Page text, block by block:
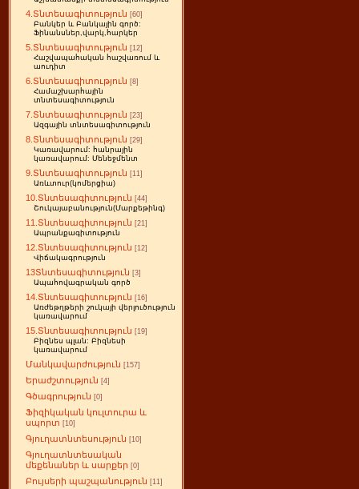
4.Տնտեսագիտություն [60]
Բանկեր և Բանկային գործ:
Ֆինանսներ,վարկ,հարկեր
5.Տնտեսագիտություն [12]
Հաշվապահական հաշվառում և
աուդիտ
6.Տնտեսագիտություն [8]
Համաշխարհային
տնտեսագիտություն
7.Տնտեսագիտություն [23]
Ազգային տնտեսագիտություն
8.Տնտեսագիտություն [29]
Կառավարում: հանրային
կառավարում: Մենեջմենտ
9.Տնտեսագիտություն [11]
Առևտուր(կոմերցիա)
10.Տնտեսագիտություն [44]
Շուկայաբանություն(Մարքեթինգ)
11.Տնտեսագիտություն [21]
Ապրանքագիտություն
12.Տնտեսագիտություն [12]
Վիճակագրություն
13Տնտեսագիտություն [3]
Ապահովագրական գործ
14.Տնտեսագիտություն [16]
Առժեթղթերի շուկայի վերլուծություն
կառավարում
15.Տնտեսագիտություն [19]
Բիզնես պլան: Բիզնեսի
կառավարում
Մանկավարժություն [157]
Երաժշտություն [4]
Գծագրություն [0]
Ֆիզիկական կուլտուրա և
սպորտ [10]
Գյուղատնտեսություն [10]
Գյուղատնտեսական
մեքենաներ և սարքեր [0]
Բույսերի պաշպանություն [11]